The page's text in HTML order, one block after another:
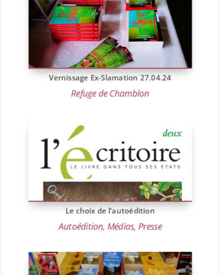
Vernissage Ex-Slamation 27.04.24
Refuge de Chamblon
Le choix de l’autoédition
Autoédition, Médias, Presse